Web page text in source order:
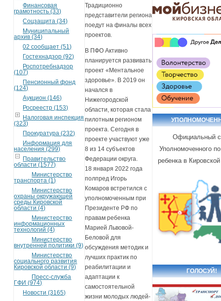
Финансовая
грамотность (33)
Соцзащита (34)
Муниципальный
архив (34)
02 сообщает (51)
Гостехнадзор (92)
Роспотребнадзор
(107)
Пенсионный фонд
(124)
Аукцион (146)
Росреестр (153)
Налоговая инспекция
(323)
Прокуратура (232)
Информация для
населения (299)
Правительство
области (1577)
Министерство
транспорта (1)
Министерство
охраны окружающей
среды Кировской
области (4)
Министерство
информационных
технологий (4)
Министерство
внутренней политики (9)
Министерство
социального развития
Кировской области (9)
Пресс-служба
ГФИ (974)
Новости (3165)
Традиционно
представители региона
поедут на финалы всех
проектов.
В ПФО Активно
планируется развивать
проект «Ментальное
здоровье». В 2019 он
начался в
Нижегородской
области, которая стала
пилотным регионом
проекта. Сегодня в
проекте участвуют уже
8 из 14 субъектов
Федерации округа.
18 января 2022 года
полпред Игорь
Комаров встретился с
уполномоченным при
Президенте РФ по
правам ребенка
Марией Львовой-
Беловой для
обсуждения методик и
лучших практик по
реабилитации и
адаптации к
самостоятельной
жизни молодых людей-
Официальный
Уполномоченного
ребенка в
ГОЛОСУЙ!